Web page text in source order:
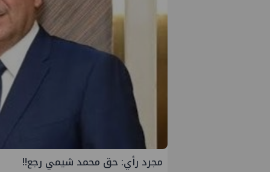
مجرد رأي: حق محمد شيمي رجع!!